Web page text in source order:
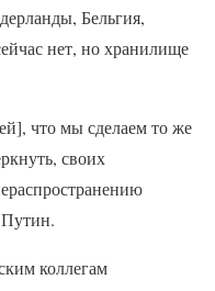
Бельгия,
нет, но хранилище
что мы сделаем то же
своих
коллегам